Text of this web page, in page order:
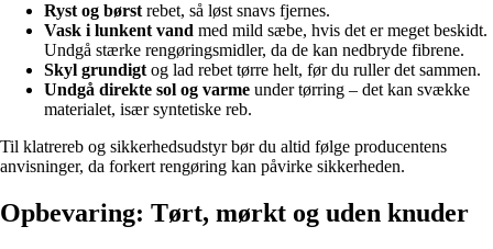
Ryst og børstrebet, så løst snavs fjernes.
Vask i lunkent vand med mild sæbe, hvis det er meget beskidt.
Undgå stærke rengøringsmidler, da de kan nedbryde fibrene.
Skyl grundigtog lad rebet tørre helt, før du ruller det sammen.
Undgå direkte sol og varme under tørring – det kan svække
materialet, især syntetiske reb.
Til klatrereb og sikkerhedsudstyr bør du altid følge producentens
anvisninger, da forkert rengøring kan påvirke sikkerheden.
Opbevaring: Tørt, mørkt og uden knuder